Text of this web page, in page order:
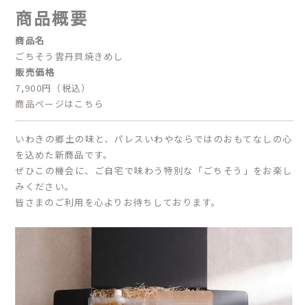
商品概要
商品名
ごちそう雲丹貝焼きめし
販売価格
7,900円（税込）
商品ページはこちら
いわきの郷土の味と、パレスいわやならではのおもてなしの心
を込めた新商品です。
ぜひこの機会に、ご自宅で味わう特別な「ごちそう」をお楽し
みください。
皆さまのご利用を心よりお待ちしております。